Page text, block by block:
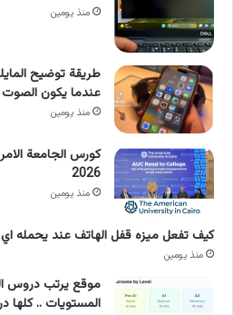
منذ يومين
طريقة توضيح
عندما يكون
منذ يومين
كورس الجامعة
2026
منذ يومين
كيف تفعل ميزه قفل الهاتف عند يحمله
منذ يومين
موقع يرتب دروس
المستويات ..